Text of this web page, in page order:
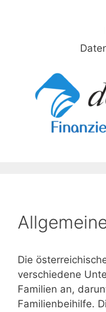
Die
verschiedene
Familien an,
Familienbeihilfe.